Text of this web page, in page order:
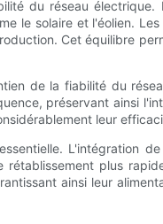
du réseau électrique.
le solaire et l'éolien.
Cet équilibre
de la fiabilité du
préservant ainsi
leur
L'intégration
plus
ainsi leur